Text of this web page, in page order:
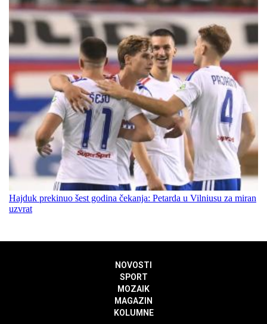
Hajduk prekinuo šest godina čekanja: Petarda u Vilniusu za miran
uzvrat
NOVOSTI
SPORT
MOZAIK
MAGAZIN
KOLUMNE